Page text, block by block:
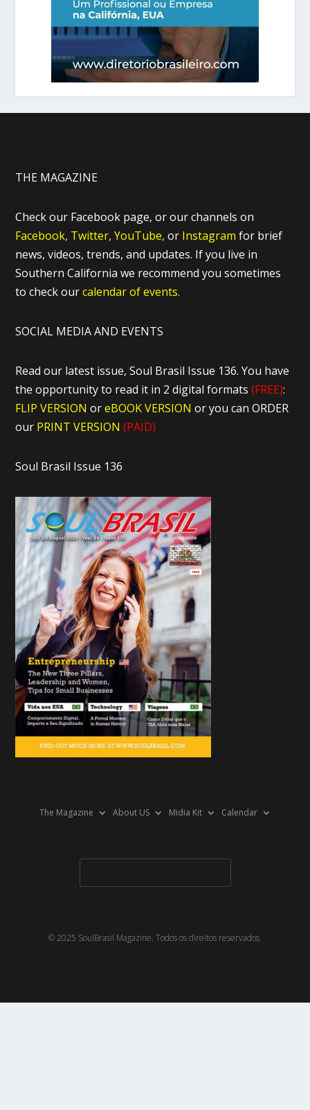
THE MAGAZINE
Check our Facebook page, or our channels on
Facebook, Twitter, YouTube, or Instagram for brief
news, videos, trends, and updates. If you live in
Southern California we recommend you sometimes
to check ourcalendar of events.
SOCIAL MEDIA AND EVENTS
Read our latest issue, Soul Brasil Issue 136. You have
the opportunity to read it in 2 digital formats(FREE):
FLIP VERSION oreBOOK VERSIONor you can ORDER
our PRINT VERSION (PAID)
Soul Brasil Issue 136
The Magazine About US Midia Kit Calendar
© 2025 SoulBrasil Magazine. Todos os direitos reservados.